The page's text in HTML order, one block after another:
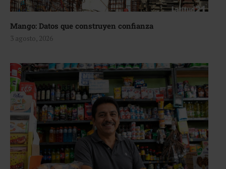
Mango: Datos que construyen confianza
3 agosto, 2026